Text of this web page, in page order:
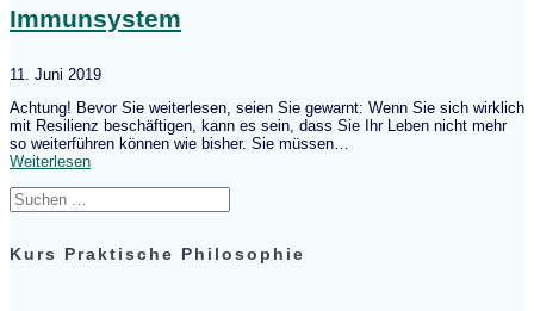
Immunsystem
11. Juni 2019
Achtung! Bevor Sie weiterlesen, seien Sie gewarnt: Wenn Sie sich wirklich
mit Resilienz beschäftigen, kann es sein, dass Sie Ihr Leben nicht mehr
so weiterführen können wie bisher. Sie müssen…
Weiterlesen
Suche
nach:
Kurs Praktische Philosophie